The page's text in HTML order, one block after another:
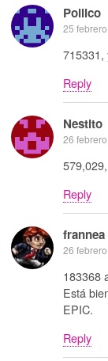
Pollico
25
Reply
Nestito
26
Reply
frannea
26
183368
Está
EPIC.
Reply